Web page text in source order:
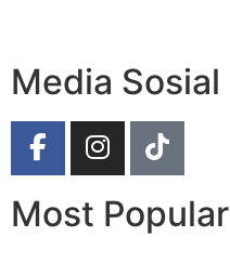
Media Sosial
Most Popular